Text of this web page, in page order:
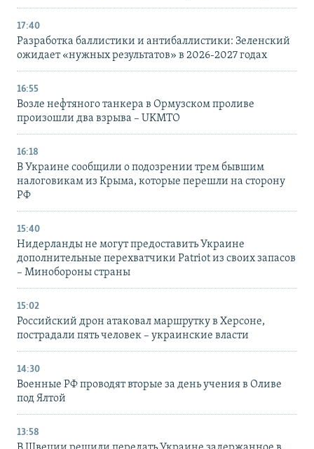
17:40
Разработка баллистики и антибаллистики: Зеленский
ожидает «нужных результатов» в 2026-2027 годах
16:55
Возле нефтяного танкера в Ормузском проливе
произошли два взрыва – UKMTO
16:18
В Украине сообщили о подозрении трем бывшим
налоговикам из Крыма, которые перешли на сторону
РФ
15:40
Нидерланды не могут предоставить Украине
дополнительные перехватчики Patriot из своих запасов
– Минобороны страны
15:02
Российский дрон атаковал маршрутку в Херсоне,
пострадали пять человек – украинские власти
14:30
Военные РФ проводят вторые за день учения в Оливе
под Ялтой
13:58